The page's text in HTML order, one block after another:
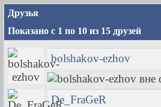
Друзья
Показано с 1 по 10 из 15 друзей
bolshakov-ezhov
De_FraGeR